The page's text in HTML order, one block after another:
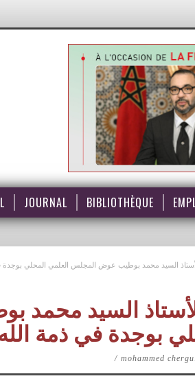
JOURNAL BIBLIOTHÈQUE
السيد محمد بوطيب عوض المجلس العلمي المحلي
السيد
بوجدة في ذمة
mohammed
/